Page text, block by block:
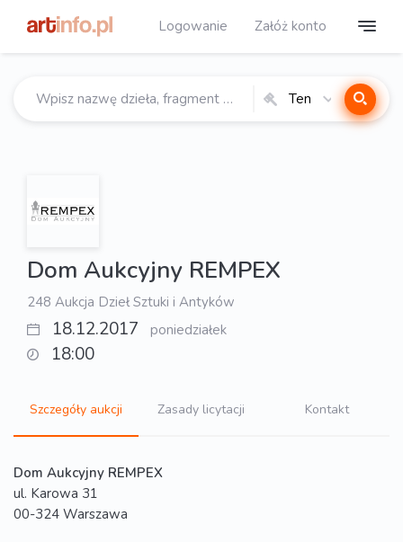
Logowanie Załóż konto
Ten
Dom Aukcyjny REMPEX
248 Aukcja Dzieł Sztuki i Antyków
18.12.2017 poniedziałek
18:00
Szczegóły aukcji Zasady licytacji Kontakt
Dom Aukcyjny REMPEX
ul. Karowa 31
00-324 Warszawa